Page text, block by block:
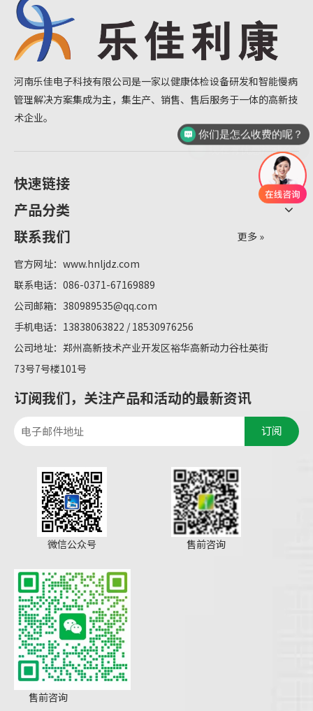
河南乐佳电子科技有限公司是一家以健康体检设备研发和智能慢病
管理解决方案集成为主，集生产、销售、售后服务于一体的高新技
术企业。
快速链接
产品分类
联系我们
更多 »
官方网址： www.hnljdz.com
联系电话：086-0371-67169889
公司邮箱： 380989535@qq.com
手机电话：13838063822 / 18530976256
公司地址：郑州高新技术产业开发区裕华高新动力谷杜英街
73号7号楼101号
订阅我们，关注产品和活动的最新资讯
订阅
微信公众号 售前咨询
售前咨询
你们是怎么收费的呢？
现在有优惠活动么？